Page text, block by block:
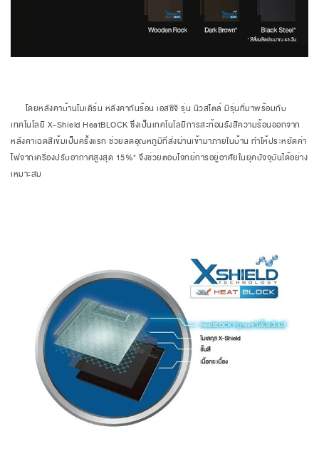
โดยหลังคาบ้านโมเดิร์น หลังคากันร้อน เอสซีจี รุ่น นิวสไตล์ มีรุ่นที่มาพร้อมกับ
เทคโนโลยี X-Shield HeatBLOCK ซึ่งเป็นเทคโนโลยีการสะท้อนรังสีความร้อนออกจาก
หลังคาเฉดสีเข้มเป็นครั้งแรก ช่วยลดอุณหภูมิที่ส่งผ่านเข้ามาภายในบ้าน ทำให้ประหยัดค่า
ไฟจากเครื่องปรับอากาศสูงสุด 15%* จึงช่วยตอบโจทย์การอยู่อาศัยในยุคปัจจุบันได้อย่าง
เหมาะสม